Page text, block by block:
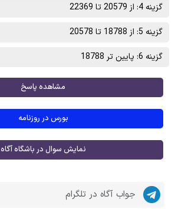
گزینه 4: از 20579 تا 22369
گزینه 5: از 18788 تا 20578
گزینه 6: پایین تر 18788
مشاهده پاسخ
بورس در روزنامه
نمایش سوال در باشگاه آگاه
جواب آگاه در تلگرام